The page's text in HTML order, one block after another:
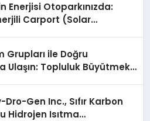
Enerjisi Otoparkınızda:
Carport (Solar
Grupları ile Doğru
Ulaşın: Topluluk Büyütmek
Dro-Gen Inc., Sıfır Karbon
Hidrojen Isıtma